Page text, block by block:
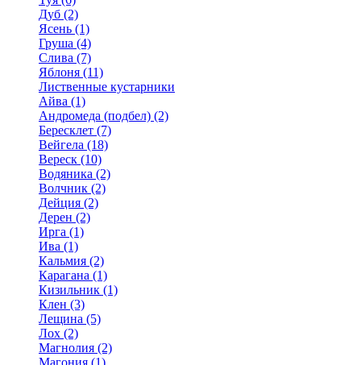
Дуб (2)
Ясень (1)
Груша (4)
Слива (7)
Яблоня (11)
Лиственные кустарники
Айва (1)
Андромеда (подбел) (2)
Бересклет (7)
Вейгела (18)
Вереск (10)
Водяника (2)
Волчник (2)
Дейция (2)
Дерен (2)
Ирга (1)
Ива (1)
Кальмия (2)
Карагана (1)
Кизильник (1)
Клен (3)
Лещина (5)
Лох (2)
Магнолия (2)
Магония (1)